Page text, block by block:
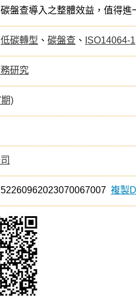
盤查導入之整體效益，值得進
低碳轉型 、 碳盤查 、 ISO14064-1
研究
)
複製